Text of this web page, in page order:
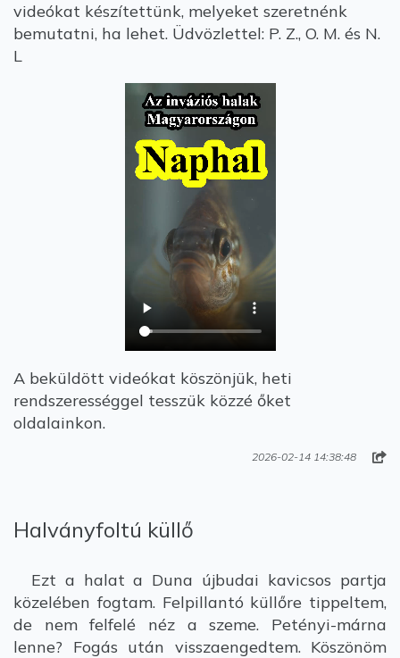
videókat készítettünk, melyeket szeretnénk
bemutatni, ha lehet. Üdvözlettel: P. Z., O. M. és N.
L
A beküldött videókat köszönjük, heti
rendszerességgel tesszük közzé őket
oldalainkon.
2026-02-14 14:38:48
Halványfoltú küllő
Ezt a halat a Duna újbudai kavicsos partja
közelében fogtam. Felpillantó küllőre tippeltem,
de nem felfelé néz a szeme. Petényi-márna
lenne? Fogás után visszaengedtem. Köszönöm